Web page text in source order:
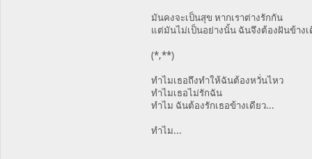
มันคงจะเป็นสุข หากเราต่างรักกัน
แต่มันไม่เป็นอย่างนั้น ฉันจึงต้องฝันข้างเ
(*,**)
ทำไมเธอถึงทำให้ฉันต้องหวั่นไหว
ทำไมเธอไม่รักฉัน
ทำไม ฉันต้องรักเธอข้างเดียว...
ทำไม...